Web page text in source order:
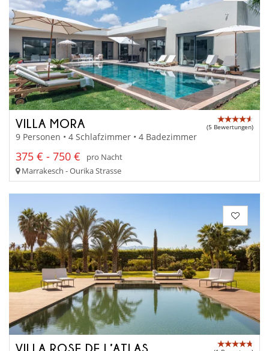
VILLA MORA (5 Bewertungen)
9 Personen • 4 Schlafzimmer • 4 Badezimmer
375 € - 750 €
pro Nacht
Marrakesch - Ourika Strasse
VILLA ROSE DE L’ATLAS